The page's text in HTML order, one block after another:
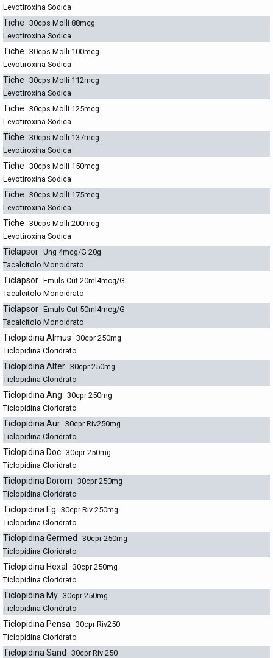
Levotiroxina Sodica
Tiche 30cps Molli 88mcg
Levotiroxina Sodica
Tiche 30cps Molli 100mcg
Levotiroxina Sodica
Tiche 30cps Molli 112mcg
Levotiroxina Sodica
Tiche 30cps Molli 125mcg
Levotiroxina Sodica
Tiche 30cps Molli 137mcg
Levotiroxina Sodica
Tiche 30cps Molli 150mcg
Levotiroxina Sodica
Tiche 30cps Molli 175mcg
Levotiroxina Sodica
Tiche 30cps Molli 200mcg
Levotiroxina Sodica
Ticlapsor Ung 4mcg/G 20g
Tacalcitolo Monoidrato
Ticlapsor Emuls Cut 20ml4mcg/G
Tacalcitolo Monoidrato
Ticlapsor Emuls Cut 50ml4mcg/G
Tacalcitolo Monoidrato
Ticlopidina Almus 30cpr 250mg
Ticlopidina Cloridrato
Ticlopidina Alter 30cpr 250mg
Ticlopidina Cloridrato
Ticlopidina Ang 30cpr 250mg
Ticlopidina Cloridrato
Ticlopidina Aur 30cpr Riv250mg
Ticlopidina Cloridrato
Ticlopidina Doc 30cpr 250mg
Ticlopidina Cloridrato
Ticlopidina Dorom 30cpr 250mg
Ticlopidina Cloridrato
Ticlopidina Eg 30cpr Riv 250mg
Ticlopidina Cloridrato
Ticlopidina Germed
30cpr 250mg
Ticlopidina Cloridrato
Ticlopidina Hexal
30cpr 250mg
Ticlopidina Cloridrato
Ticlopidina My 30cpr 250mg
Ticlopidina Cloridrato
Ticlopidina Pensa 30cpr Riv250
Ticlopidina Cloridrato
Ticlopidina Sand
30cpr Riv 250